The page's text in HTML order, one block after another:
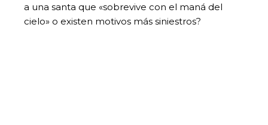
a una santa que «sobrevive con el maná del
cielo» o existen motivos más siniestros?